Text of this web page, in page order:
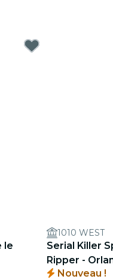
le
1010 WEST
Serial Killer
Ripper -
Nouveau !